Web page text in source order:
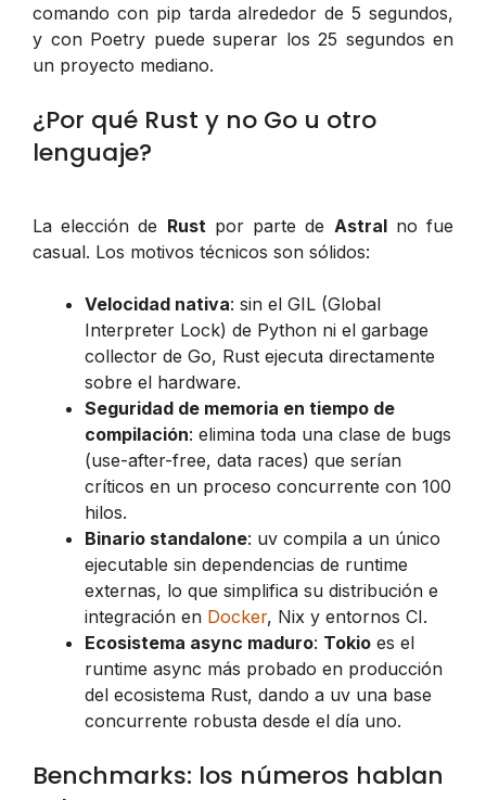
comando con pip tarda alrededor de 5 segundos,
y con Poetry puede superar los 25 segundos en
un proyecto mediano.
¿Por qué Rust y no Go u otro
lenguaje?
La elección de Rust por parte de Astralno fue
casual. Los motivos técnicos son sólidos:
Velocidad nativa: sin el GIL (Global
Interpreter Lock) de Python ni el garbage
collector de Go, Rust ejecuta directamente
sobre el hardware.
Seguridad de memoria en tiempo de
compilación: elimina toda una clase de bugs
(use-after-free, data races) que serían
críticos en un proceso concurrente con 100
hilos.
Binario standalone: uv compila a un único
ejecutable sin dependencias de runtime
externas, lo que simplifica su distribución e
integración en Docker, Nix y entornos CI.
Ecosistema async maduro: Tokio es el
runtime async más probado en producción
del ecosistema Rust, dando a uv una base
concurrente robusta desde el día uno.
Benchmarks: los números hablan